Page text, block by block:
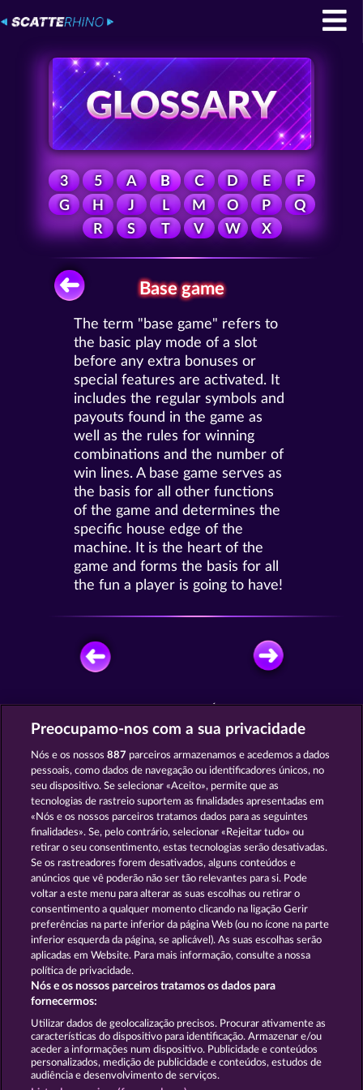
3 5 A B C D E
F
G
H J L M O P
Q
R
S T V W X
Base game
The term "base game" refers to
the basic play mode of a slot
before any extra bonuses or
special features are activated. It
includes the regular symbols and
payouts found in the game as
well as the rules for winning
combinations and the number of
win lines. A base game serves as
the basis for all other functions
of the game and determines the
specific house edge of the
machine. It is the heart of the
game and forms the basis for all
the fun a player is going to have!
Explodiac Maxi Play King of the Jungle
Black Beauty Pharaos Riches
Declaração de Privacidade Marca
Empresa Perguntas frequentes
Preocupamo-nos com a sua privacidade
Nós e os nossos887 parceiros armazenamos e acedemos a dados
pessoais, como dados de navegação ou identificadores únicos, no
seu dispositivo. Se selecionar «Aceito», permite que as
tecnologias de rastreio suportem as finalidades apresentadas em
«Nós e os nossos parceiros tratamos dados para as seguintes
finalidades». Se, pelo contrário, selecionar «Rejeitar tudo» ou
retirar o seu consentimento, estas tecnologias serão desativadas.
Se os rastreadores forem desativados, alguns conteúdos e
anúncios que vê poderão não ser tão relevantes para si. Pode
voltar a este menu para alterar as suas escolhas ou retirar o
consentimento a qualquer momento clicando na ligação Gerir
preferências na parte inferior da página Web (ou no ícone na parte
inferior esquerda da página, se aplicável). As suas escolhas serão
aplicadas em Website. Para mais informação, consulte a nossa
política de privacidade.
Nós e os nossos parceiros tratamos os dados para
fornecermos:
Utilizar dados de geolocalização precisos. Procurar ativamente as
características do dispositivo para identificação. Armazenar e/ou
aceder a informações num dispositivo. Publicidade e conteúdos
personalizados, medição de publicidade e conteúdos, estudos de
audiência e desenvolvimento de serviços.